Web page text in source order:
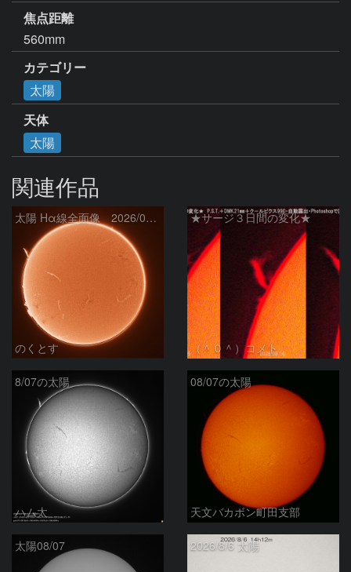
焦点距離
560mm
カテゴリー
太陽
天体
太陽
関連作品
太陽 Hα線全面像 2026/08/07
のくとす
★サージ３日間の変化★
（＾０＾）コメト
8/07の太陽
ハム太
08/07の太陽
天文バカボン町田支部
太陽08/07 2026/8/6 太陽